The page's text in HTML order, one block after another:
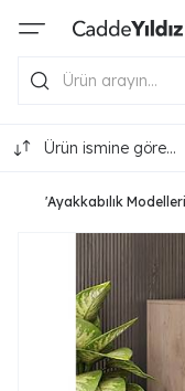
Ürün ismine göre
'Ayakkabılık